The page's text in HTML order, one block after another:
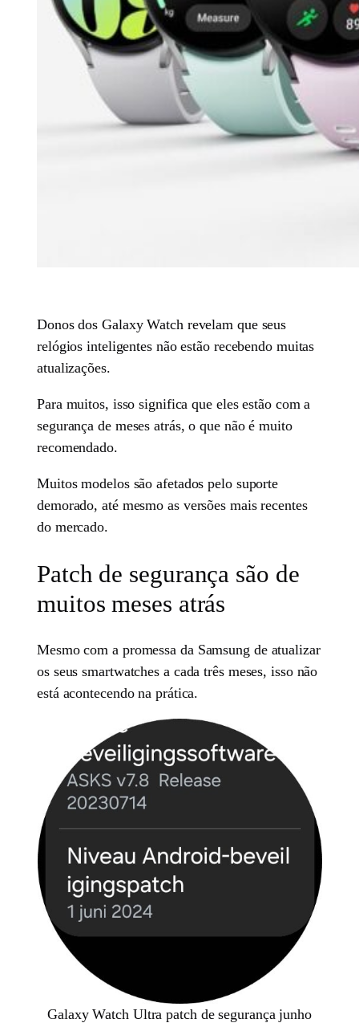
Donos dos Galaxy Watch revelam que seus
relógios inteligentes não estão recebendo muitas
atualizações.
Para muitos, isso significa que eles estão com a
segurança de meses atrás, o que não é muito
recomendado.
Muitos modelos são afetados pelo suporte
demorado, até mesmo as versões mais recentes
do mercado.
Patch de segurança são de
muitos meses atrás
Mesmo com a promessa da Samsung de atualizar
os seus smartwatches a cada três meses, isso não
está acontecendo na prática.
Galaxy Watch Ultra patch de segurança junho